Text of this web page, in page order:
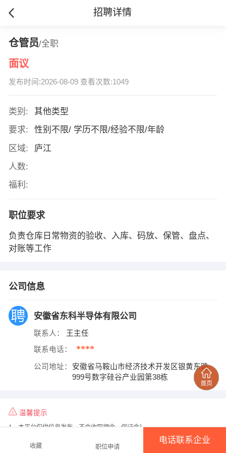
招聘详情
仓管员/全职
面议
发布时间:2026-08-09 查看次数:1049
类别:
其他类型
要求:
性别不限/ 学历不限/经验不限/年龄
区域:
庐江
人数:
福利:
职位要求
负责仓库日常物资的验收、入库、码放、保管、盘点、
对账等工作
公司信息
安徽省东科半导体有限公司
联系人： 王主任
联系电话： ****
公司地址：
安徽省马鞍山市经济技术开发区银黄东路
999号数字硅谷产业园第38栋
温馨提示
1、本平台仅供信息发布，不会收取押金、保证金！
www.piflw.cn上看到该招聘信息的！
收藏
职位申请
电话联系企业